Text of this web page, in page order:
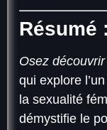
Résumé :
Osez
qui explore
la sexualité
démystifie le